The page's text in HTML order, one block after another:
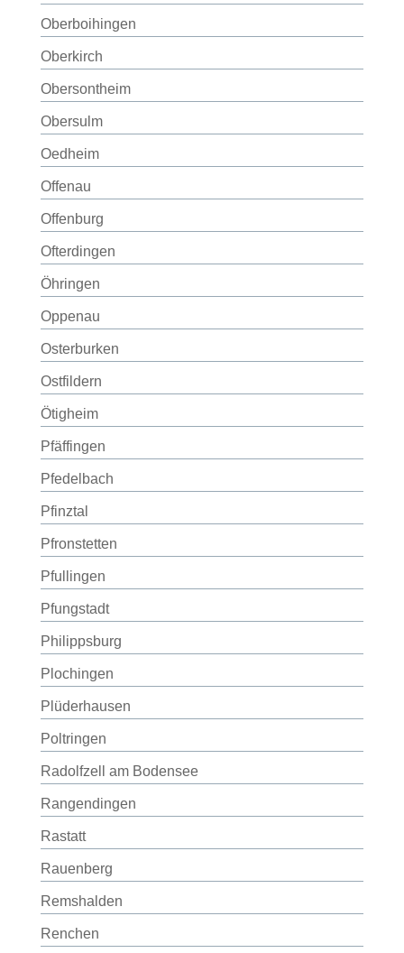
Oberboihingen
Oberkirch
Obersontheim
Obersulm
Oedheim
Offenau
Offenburg
Ofterdingen
Öhringen
Oppenau
Osterburken
Ostfildern
Ötigheim
Pfäffingen
Pfedelbach
Pfinztal
Pfronstetten
Pfullingen
Pfungstadt
Philippsburg
Plochingen
Plüderhausen
Poltringen
Radolfzell am Bodensee
Rangendingen
Rastatt
Rauenberg
Remshalden
Renchen